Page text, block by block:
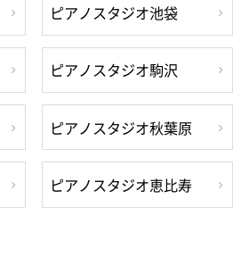
ピアノスタジオ池袋
ピアノスタジオ駒沢
ピアノスタジオ秋葉原
ピアノスタジオ恵比寿